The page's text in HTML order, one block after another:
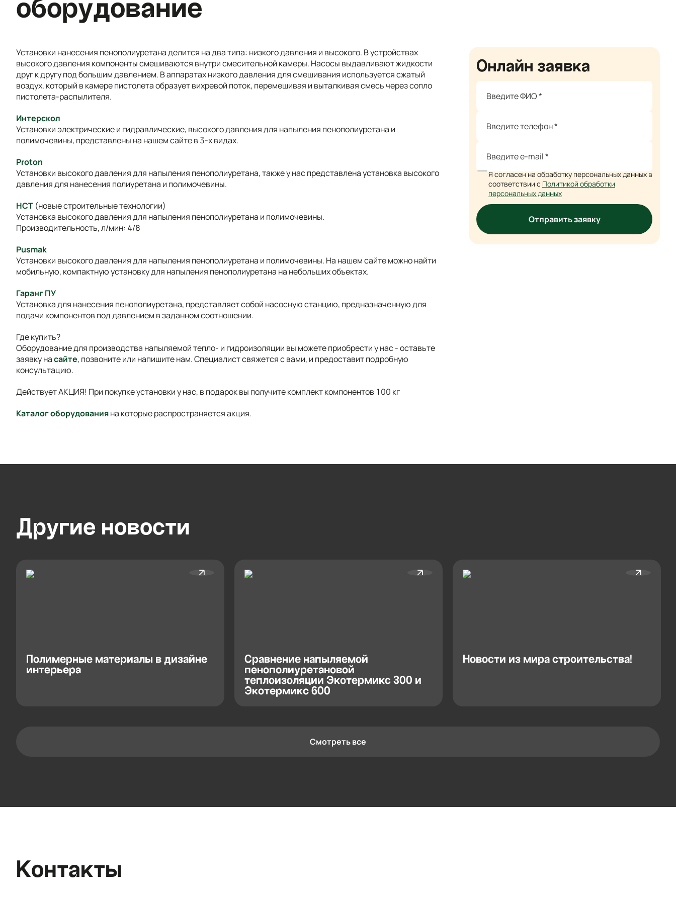
оборудование
Установки нанесения пенополиуретана делится на два типа: низкого давления и высокого. В устройствах
высокого давления компоненты смешиваются внутри смесительной камеры. Насосы выдавливают жидкости
друг к другу под большим давлением. В аппаратах низкого давления для смешивания используется сжатый
воздух, который в камере пистолета образует вихревой поток, перемешивая и выталкивая смесь через сопло
пистолета-распылителя.
Интерскол
Установки электрические и гидравлические, высокого давления для напыления пенополиуретана и
полимочевины, представлены на нашем сайте в 3-х видах.
Proton
Установки высокого давления для напыления пенополиуретана, также у нас представлена установка высокого
давления для нанесения полиуретана и полимочевины.
HCT (новые строительные технологии)
Установка высокого давления для напыления пенополиуретана и полимочевины.
Производительность, л/мин: 4/8
Pusmak
Установки высокого давления для напыления пенополиуретана и полимочевины. На нашем сайте можно найти
мобильную, компактную установку для напыления пенополиуретана на небольших объектах.
Гаранг ПУ
Установка для нанесения пенополиуретана, представляет собой насосную станцию, предназначенную для
подачи компонентов под давлением в заданном соотношении.
Где купить?
Оборудование для производства напыляемой тепло- и гидроизоляции вы можете приобрести у нас - оставьте
заявку насайте, позвоните или напишите нам. Специалист свяжется с вами, и предоставит подробную
консультацию.
Действует АКЦИЯ! При покупке установки у нас, в подарок вы получите комплект компонентов 100 кг️
Каталог оборудованияна которые распространяется акция.
Онлайн заявка
Я согласен на обработку персональных данных в
соответствии с Политикой обработки
персональных данных
Отправить заявку
Другие новости
Полимерные материалы в дизайне
интерьера
Сравнение напыляемой
пенополиуретановой
теплоизоляции Экотермикс 300 и
Экотермикс 600
Новости из мира строительства!
Смотреть все
Контакты